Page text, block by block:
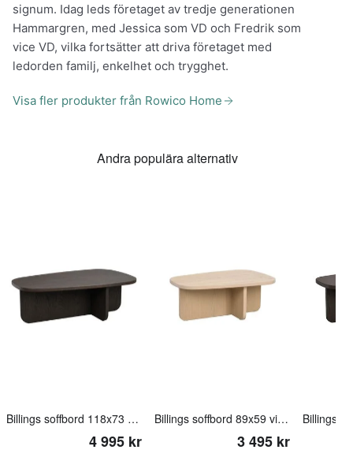
signum. Idag leds företaget av tredje generationen
Hammargren, med Jessica som VD och Fredrik som
vice VD, vilka fortsätter att driva företaget med
ledorden familj, enkelhet och trygghet.
Visa fler produkter från Rowico Home
Andra populära alternativ
Billings soffbord 118x73 brun ek
4 995 kr
Billings soffbord 89x59 vitpigmenterad ek
3 495 kr